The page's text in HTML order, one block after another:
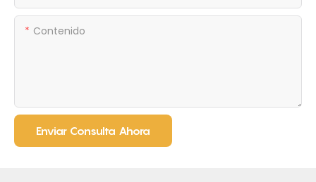
Contenido
Enviar Consulta Ahora